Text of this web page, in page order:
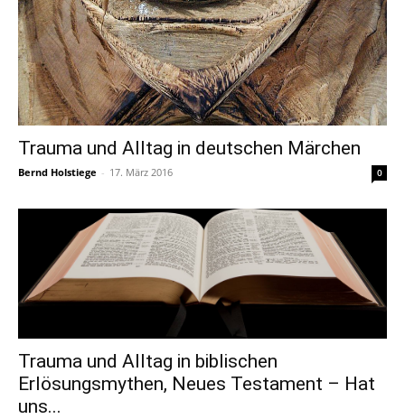
Trauma und Alltag in deutschen Märchen
Bernd Holstiege - 17. März 2016 0
Trauma und Alltag in biblischen
Erlösungsmythen, Neues Testament – Hat
uns...